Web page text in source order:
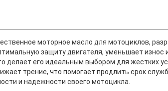
моторное масло для мотоциклов,
защиту двигателя, уменьшает
его идеальным выбором для жестких
трение, что помогает продлить срок
и надежности своего мотоцикла.